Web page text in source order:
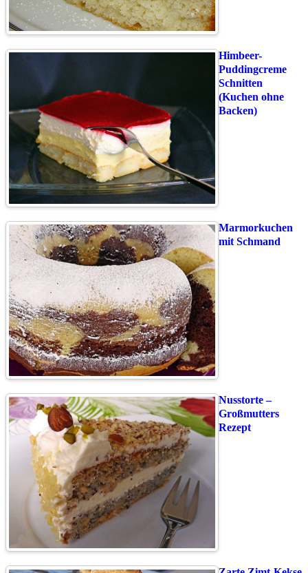
Himbeer-
Puddingcreme
Schnitten
(Kuchen ohne
Backen)
Marmorkuchen
mit Schmand
Nusstorte –
Großmutters
Rezept